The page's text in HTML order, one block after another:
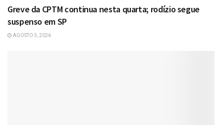
Greve da CPTM continua nesta quarta; rodízio segue
suspenso em SP
AGOSTO 5, 2026